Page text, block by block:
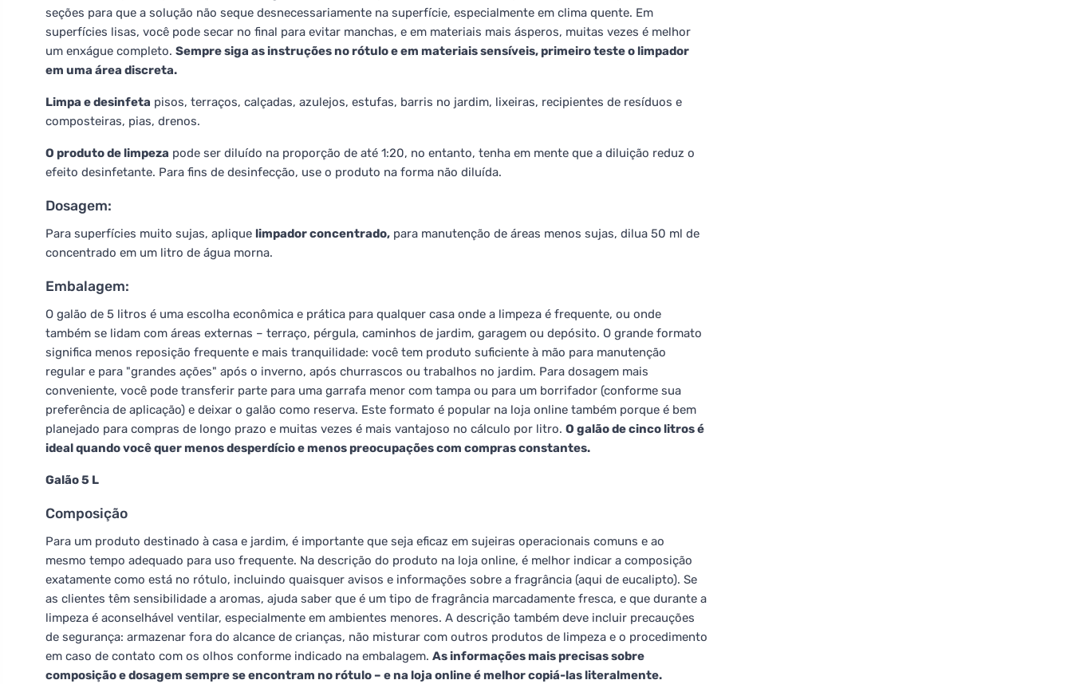
seções para que a solução não seque desnecessariamente na superfície, especialmente em clima quente. Em
superfícies lisas, você pode secar no final para evitar manchas, e em materiais mais ásperos, muitas vezes é melhor
um enxágue completo. Sempre siga as instruções no rótulo e em materiais sensíveis, primeiro teste o limpador
em uma área discreta.
Limpa e desinfeta pisos, terraços, calçadas, azulejos, estufas, barris no jardim, lixeiras, recipientes de resíduos e
composteiras, pias, drenos.
O produto de limpeza pode ser diluído na proporção de até 1:20, no entanto, tenha em mente que a diluição reduz o
efeito desinfetante. Para fins de desinfecção, use o produto na forma não diluída.
Dosagem:
Para superfícies muito sujas, aplique limpador concentrado, para manutenção de áreas menos sujas, dilua 50 ml de
concentrado em um litro de água morna.
Embalagem:
O galão de 5 litros é uma escolha econômica e prática para qualquer casa onde a limpeza é frequente, ou onde
também se lidam com áreas externas – terraço, pérgula, caminhos de jardim, garagem ou depósito. O grande formato
significa menos reposição frequente e mais tranquilidade: você tem produto suficiente à mão para manutenção
regular e para "grandes ações" após o inverno, após churrascos ou trabalhos no jardim. Para dosagem mais
conveniente, você pode transferir parte para uma garrafa menor com tampa ou para um borrifador (conforme sua
preferência de aplicação) e deixar o galão como reserva. Este formato é popular na loja online também porque é bem
planejado para compras de longo prazo e muitas vezes é mais vantajoso no cálculo por litro. O galão de cinco litros é
ideal quando você quer menos desperdício e menos preocupações com compras constantes.
Galão 5 L
Composição
Para um produto destinado à casa e jardim, é importante que seja eficaz em sujeiras operacionais comuns e ao
mesmo tempo adequado para uso frequente. Na descrição do produto na loja online, é melhor indicar a composição
exatamente como está no rótulo, incluindo quaisquer avisos e informações sobre a fragrância (aqui de eucalipto). Se
as clientes têm sensibilidade a aromas, ajuda saber que é um tipo de fragrância marcadamente fresca, e que durante a
limpeza é aconselhável ventilar, especialmente em ambientes menores. A descrição também deve incluir precauções
de segurança: armazenar fora do alcance de crianças, não misturar com outros produtos de limpeza e o procedimento
em caso de contato com os olhos conforme indicado na embalagem. As informações mais precisas sobre
composição e dosagem sempre se encontram no rótulo – e na loja online é melhor copiá-las literalmente.